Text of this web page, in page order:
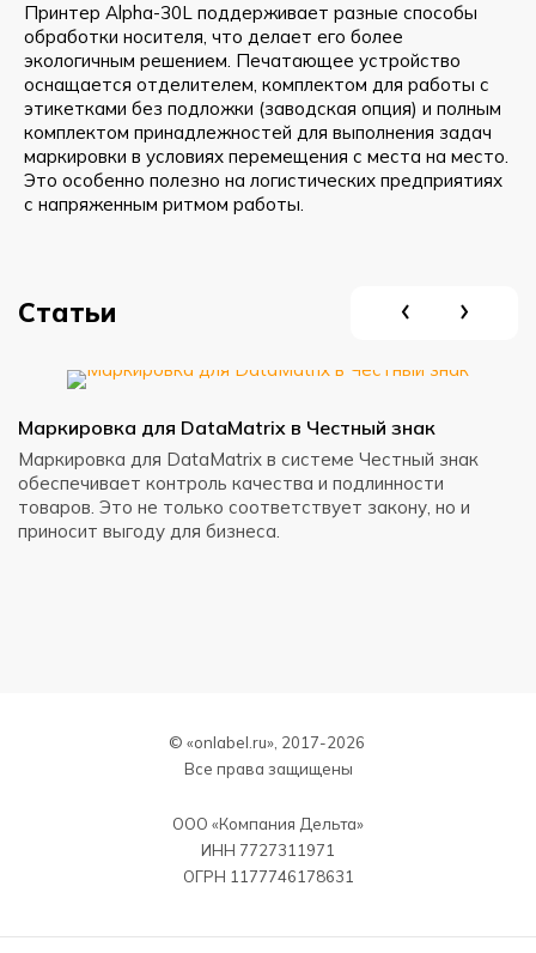
Принтер Alpha-30L поддерживает разные способы
обработки носителя, что делает его более
экологичным решением. Печатающее устройство
оснащается отделителем, комплектом для работы с
этикетками без подложки (заводская опция) и полным
комплектом принадлежностей для выполнения задач
маркировки в условиях перемещения с места на место.
Это особенно полезно на логистических предприятиях
с напряженным ритмом работы.
Статьи
Маркировка для DataMatrix в Честный знак
Маркировка для DataMatrix в системе Честный знак
обеспечивает контроль качества и подлинности
товаров. Это не только соответствует закону, но и
приносит выгоду для бизнеса.
© «onlabel.ru», 2017-2026
Все права защищены
ООО «Компания Дельта»
ИНН 7727311971
ОГРН 1177746178631